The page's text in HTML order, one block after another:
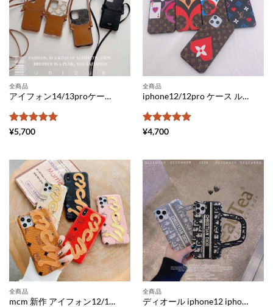
全商品
アイフォン14/13proケース セリーヌ ショルダー iphone12プロ/11ケース 手帳型じゃない カード celine風 iphone11pro max/xs/xr 携帯カバー シンプル 韓国 ケータイケース 人気ブランド
5段階中
¥5,700
全商品
iphone12/12pro ケース ルイ ヴィトン 新作 アイフォン12pro max/11proカバー カラフル ルイビトン スマホケース11 最新 トレンド iphonexs/xr/se 保護カバー 可愛い ポーカー 携帯ケース iphonexs max 流行り 2021
5段階中
¥4,700
全商品
mcm 新作 アイフォン12/12プロカバー パロディ風 iphone12pro max/11/se2ケース 落書き エムシーエム iphone11pro/xs/sr 携帯ケース 芸能人愛用 スマホカバー iphonexs max 韓国 可愛い
全商品
ディオール iphone12 iphone12proケース バッグ型 diorパロディ iphone12pro max/11pro カバー 大人女性 アイフォン11pro max/xs/xr 保護ケース 刺繡 エレガント スマホケースxs max 個性的 可愛い